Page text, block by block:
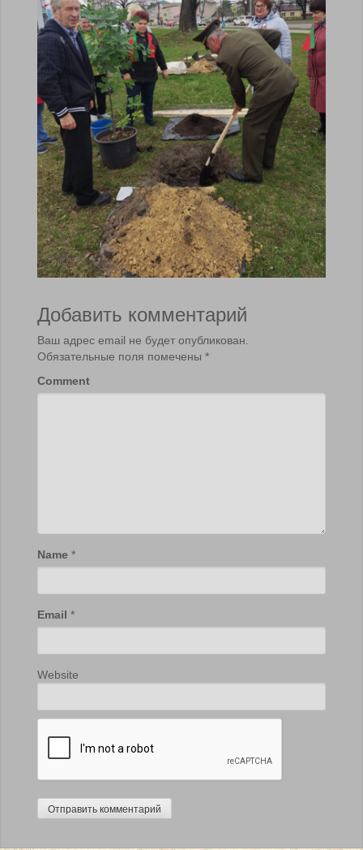
Добавить комментарий
Ваш адрес email не будет опубликован.
Обязательные поля помечены *
Comment
Name *
Email *
Website